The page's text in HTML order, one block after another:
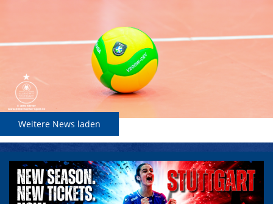
Weitere News laden